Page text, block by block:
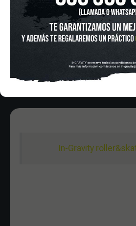
In-Gravity
HORARIO
Lunes a Viernes de 12:00 - 20:30
Sabado De 10:00 - 20:30